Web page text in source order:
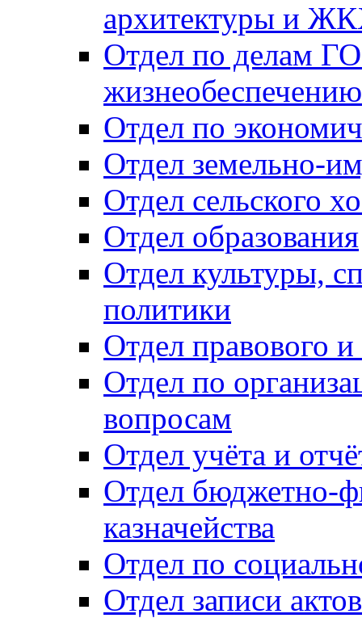
архитектуры и
Отдел по делам
Отдел по
Отдел земельно-
Отдел сельского
Отдел образования
Отдел культуры,
политики
Отдел правового
Отдел по
вопросам
Отдел учёта и
Отдел бюджетно-
казначейства
Отдел по
Отдел записи